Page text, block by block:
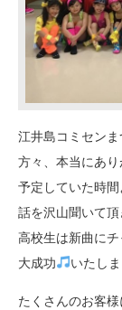
江井島コミセン
方々、本当にあ
予定していた時
話を沢山聞いて頂
高校生は新曲にチ
大成功
いたしま
たくさんのお客